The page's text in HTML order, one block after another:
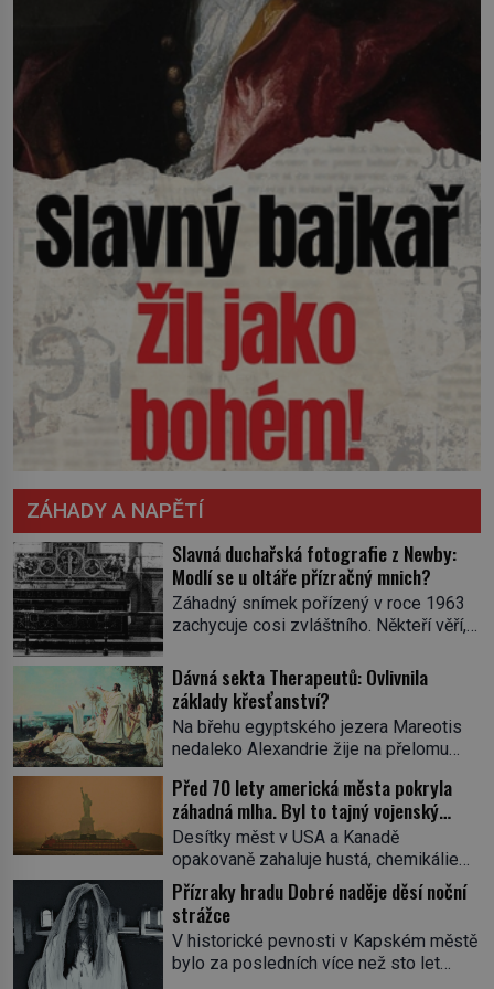
ZÁHADY A NAPĚTÍ
Slavná duchařská fotografie z Newby:
Modlí se u oltáře přízračný mnich?
Záhadný snímek pořízený v roce 1963
zachycuje cosi zvláštního. Někteří věří,
oltáře je duch mnicha ze 16. století s
bílým závojem přes obličej, který
pravděpodobně zakrývá lepru nebo jiné
znetvoření. Jiní jsou skeptičtí a považují
vše za podvod. Jak vlastně vznikla
jedna z nejslavnějších duchařských
fotek? Moderní vyšetřovatelé
paranormálních […]
Dávná sekta Therapeutů: Ovlivnila
základy křesťanství?
Na břehu egyptského jezera Mareotis
nedaleko Alexandrie žije na přelomu
žen. Každý obývá vlastní celu, kde se
věnuje modlitbě, meditaci a studiu textů,
a někdy dlouhé dny nic nepozře. Pro
skupinu se ujme název Therapeuté, a
přestože zřejmě hluboce ovlivní
křesťanství, vůbec nic o nich nevíme…
Jediným svědkem existence […]
Před 70 lety americká města pokryla
záhadná mlha. Byl to tajný vojenský
experiment!
Desítky měst v USA a Kanadě
opakovaně zahaluje hustá, chemikáliemi
páchnoucí mlha…Na kůži tomu, kde se
do ní vydá, ulpívá zvláštní substance
neznámého původu, stejná látka
pokrývá také silnice, auta či střechy
domů a lidé hlásí různé zdravotní potíže
Přízraky hradu Dobré naděje děsí noční
strážce
V historické pevnosti v Kapském městě
bylo za posledních více než sto let